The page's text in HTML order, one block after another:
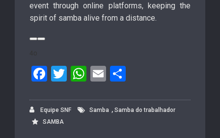
event through online platforms, keeping the
spirit of samba alive from a distance.
F
a
c
e
T
wi
tt
er
W
h
at
E
m
ailar
Equipe SNF Samba , Samba do trabalhador
SAMBA